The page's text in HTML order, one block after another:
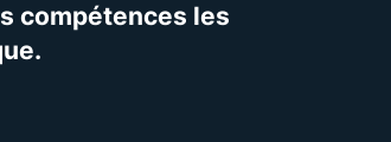
compétences les